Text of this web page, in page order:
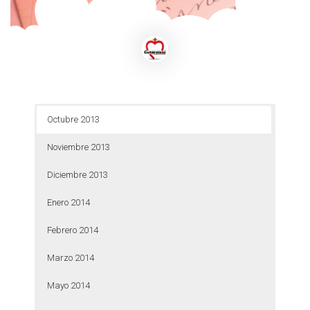
Octubre 2013
Noviembre 2013
Diciembre 2013
Enero 2014
Febrero 2014
Marzo 2014
Mayo 2014